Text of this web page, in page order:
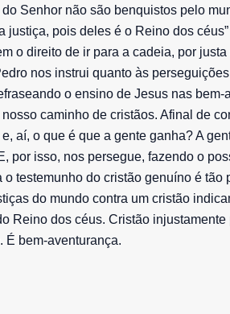
Senhor não são benquistos pelo
pois deles é o Reino dos
o direito de ir para a cadeia, por
nos instrui quanto às
o ensino de Jesus nas bem-
caminho de cristãos. Afinal de
aí, o que é que a gente ganha? A
por isso, nos persegue, fazendo o
o testemunho do cristão genuíno é tão
do mundo contra um cristão
Reino dos céus. Cristão
É bem-aventurança.